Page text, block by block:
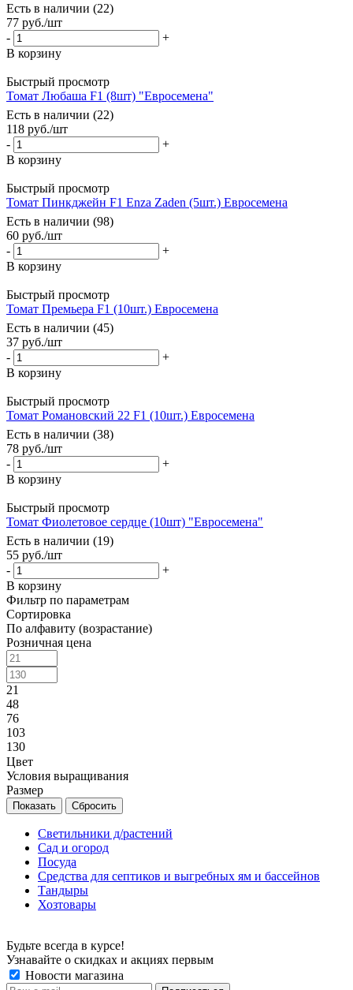
Есть в наличии (22)
77 руб./шт
-
+
В корзину
Быстрый просмотр
Томат Любаша F1 (8шт) "Евросемена"
Есть в наличии (22)
118 руб./шт
-
+
В корзину
Быстрый просмотр
Томат Пинкджейн F1 Enza Zaden (5шт.) Евросемена
Есть в наличии (98)
60 руб./шт
-
+
В корзину
Быстрый просмотр
Томат Премьера F1 (10шт.) Евросемена
Есть в наличии (45)
37 руб./шт
-
+
В корзину
Быстрый просмотр
Томат Романовский 22 F1 (10шт.) Евросемена
Есть в наличии (38)
78 руб./шт
-
+
В корзину
Быстрый просмотр
Томат Фиолетовое сердце (10шт) "Евросемена"
Есть в наличии (19)
55 руб./шт
-
+
В корзину
Фильтр по параметрам
Сортировка
По алфавиту (возрастание)
Розничная цена
21
48
76
103
130
Цвет
Условия выращивания
Размер
Сбросить
Светильники д/растений
Сад и огород
Посуда
Средства для септиков и выгребных ям и бассейнов
Тандыры
Хозтовары
Будьте всегда в курсе!
Узнавайте о скидках и акциях первым
Новости магазина